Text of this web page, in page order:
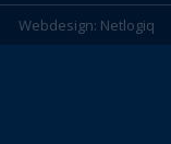
Webdesign: Netlogiq